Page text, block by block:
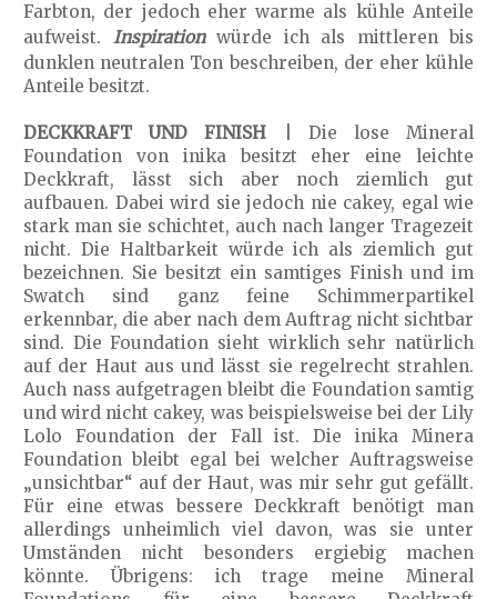
Farbton, der jedoch eher warme als kühle Anteile
aufweist. Inspirationwürde ich als mittleren bis
dunklen neutralen Ton beschreiben, der eher kühle
Anteile besitzt.
DECKKRAFT UND FINISH | Die lose Mineral
Foundation von inika besitzt eher eine leichte
Deckkraft, lässt sich aber noch ziemlich gut
aufbauen. Dabei wird sie jedoch nie cakey, egal wie
stark man sie schichtet, auch nach langer Tragezeit
nicht. Die Haltbarkeit würde ich als ziemlich gut
bezeichnen. Sie besitzt ein samtiges Finish und im
Swatch sind ganz feine Schimmerpartikel
erkennbar, die aber nach dem Auftrag nicht sichtbar
sind. Die Foundation sieht wirklich sehr natürlich
auf der Haut aus und lässt sie regelrecht strahlen.
Auch nass aufgetragen bleibt die Foundation samtig
und wird nicht cakey, was beispielsweise bei der Lily
Lolo Foundation der Fall ist. Die inika Minera
Foundation bleibt egal bei welcher Auftragsweise
„unsichtbar“ auf der Haut, was mir sehr gut gefällt.
Für eine etwas bessere Deckkraft benötigt man
allerdings unheimlich viel davon, was sie unter
Umständen nicht besonders ergiebig machen
könnte. Übrigens: ich trage meine Mineral